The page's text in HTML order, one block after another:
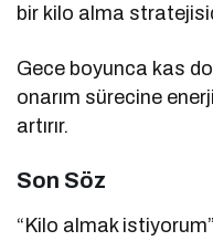
bir kilo alma
Gece boyunca kas
onarım sürecine
artırır.
Son Söz
“Kilo almak